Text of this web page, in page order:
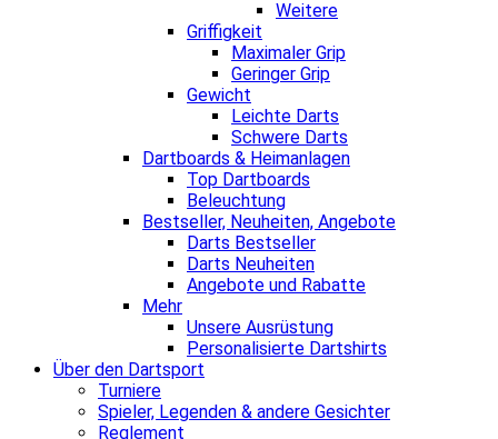
Weitere
Griffigkeit
Maximaler Grip
Geringer Grip
Gewicht
Leichte Darts
Schwere Darts
Dartboards & Heimanlagen
Top Dartboards
Beleuchtung
Bestseller, Neuheiten, Angebote
Darts Bestseller
Darts Neuheiten
Angebote und Rabatte
Mehr
Unsere Ausrüstung
Personalisierte Dartshirts
Über den Dartsport
Turniere
Spieler, Legenden & andere Gesichter
Reglement